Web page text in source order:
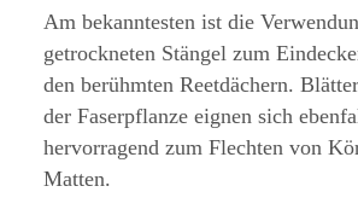
Am bekanntesten ist die
getrockneten Stängel zum
den berühmten Reetdächern.
der Faserpflanze eignen sich
hervorragend zum Flechten von
Matten.